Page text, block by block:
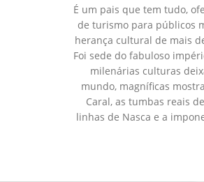
É um pais que tem tudo,
de turismo para públicos
herança cultural de mais
Foi sede do fabuloso
milenárias culturas
mundo, magníficas
Caral, as tumbas reais
linhas de Nasca e a